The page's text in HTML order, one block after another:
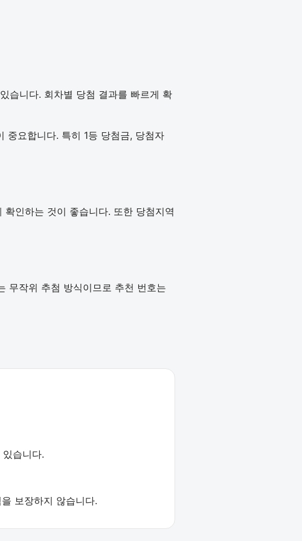
습니다. 회차별 당첨 결과를 빠르게 확
중요합니다. 특히 1등 당첨금, 당첨자
인하는 것이 좋습니다. 또한 당첨지역
무작위 추첨 방식이므로 추천 번호는
습니다.
보장하지 않습니다.